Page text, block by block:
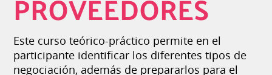
Este curso teórico-práctico permite en el
participante identificar los diferentes tipos de
negociación, además de prepararlos para el